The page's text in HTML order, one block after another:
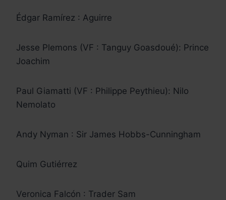
Édgar Ramírez : Aguirre
Jesse Plemons (VF : Tanguy Goasdoué): Prince
Joachim
Paul Giamatti (VF : Philippe Peythieu): Nilo
Nemolato
Andy Nyman : Sir James Hobbs-Cunningham
Quim Gutiérrez
Veronica Falcón : Trader Sam